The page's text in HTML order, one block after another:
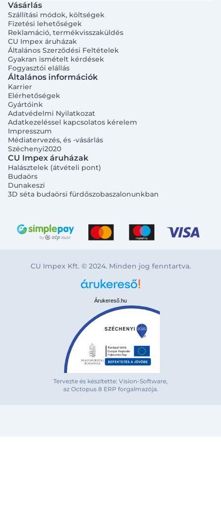
Vásárlás
Szállítási módok, költségek
Fizetési lehetőségek
Reklamáció, termékvisszaküldés
CU Impex áruházak
Általános Szerződési Feltételek
Gyakran ismételt kérdések
Fogyasztói elállás
Általános információk
Karrier
Elérhetőségek
Gyártóink
Adatvédelmi Nyilatkozat
Adatkezeléssel kapcsolatos kérelem
Impresszum
Médiatervezés, és -vásárlás
Széchenyi2020
CU Impex áruházak
Halásztelek (átvételi pont)
Budaörs
Dunakeszi
3D séta budaörsi fürdőszobaszalonunkban
CU Impex Kft. © 2024. Minden jog fenntartva.
Árukereső.hu
Tervezte és készítette: Vision-Software,
az Octopus 8 ERP forgalmazója.